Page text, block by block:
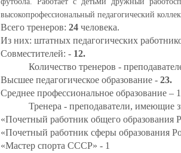
высокопрофессиональный педагогический
Всего тренеров: 24 человека.
Из них: штатных педагогических
Совместителей: - 12.
Количество тренеров -
Высшее педагогическое образование - 23.
Среднее профессиональное образование – 1
Тренера - преподаватели, имеющие
«Почетный работник общего образования
«Почетный работник сферы образования
«Мастер спорта СССР» - 1